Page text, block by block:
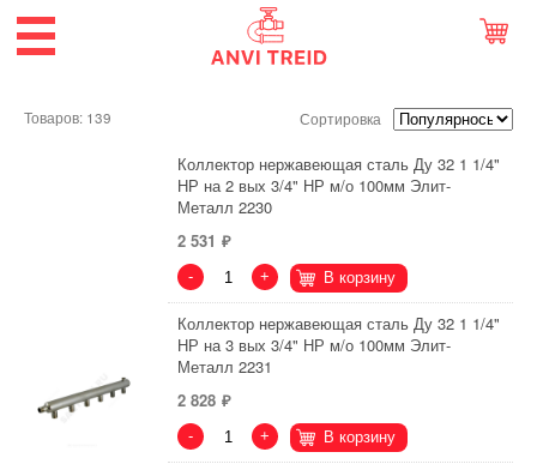
Товаров: 139 Сортировка
Коллектор нержавеющая сталь Ду 32 1 1/4"
НР на 2 вых 3/4" НР м/о 100мм Элит-
Металл 2230
2 531
- + В корзину
Коллектор нержавеющая сталь Ду 32 1 1/4"
НР на 3 вых 3/4" НР м/о 100мм Элит-
Металл 2231
2 828
- + В корзину